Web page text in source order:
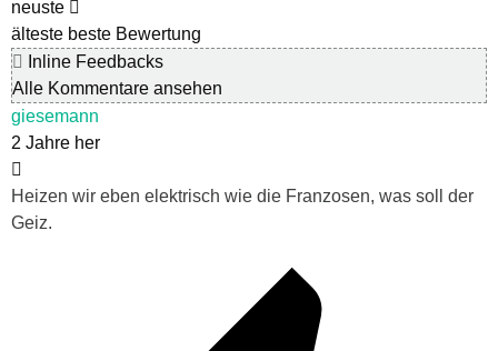
neuste
älteste beste Bewertung
Inline Feedbacks
Alle Kommentare ansehen
giesemann
2 Jahre her
Heizen wir eben elektrisch wie die Franzosen, was soll der
Geiz.